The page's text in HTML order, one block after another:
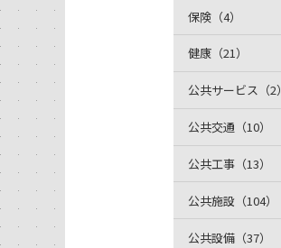
保険（4）
健康（21）
公共サービス（2）
公共交通（10）
公共工事（13）
公共施設（104）
公共設備（37）